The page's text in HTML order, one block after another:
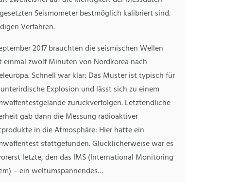
Seismometer bestmöglich kalibriert sind.
Verfahren.
2017 brauchten die seismischen Wellen
einmal zwölf Minuten von Nordkorea nach
Schnell war klar: Das Muster ist typisch für
Explosion und lässt sich zu einem
zurückverfolgen. Letztendliche
gab dann die Messung radioaktiver
in die Atmosphäre: Hier hatte ein
stattgefunden. Glücklicherweise war es
letzte, den das IMS (International Monitoring
– ein weltumspannendes…